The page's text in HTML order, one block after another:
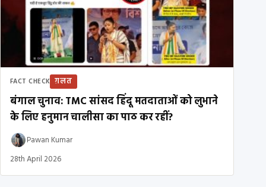
FACT CHECK ग़लत
बंगाल चुनाव: TMC सांसद हिंदू मतदाताओं को लुभाने
के लिए हनुमान चालीसा का पाठ कर रहीं?
Pawan Kumar
28th April 2026